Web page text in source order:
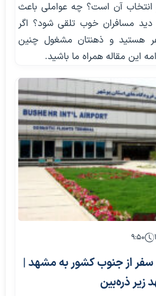
انتخاب آن است؟ چه عواملی باعث
مسافران خوب تلقی شود؟ اگر
هستید و ذهنتان مشغول چنین
این مقاله همراه ما باشید.
۹:۵۰
از جنوب کشور به مشهد |
ذره‌بین